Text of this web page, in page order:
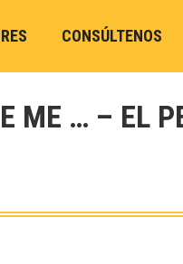
CONSÚLTENOS
ME … – EL